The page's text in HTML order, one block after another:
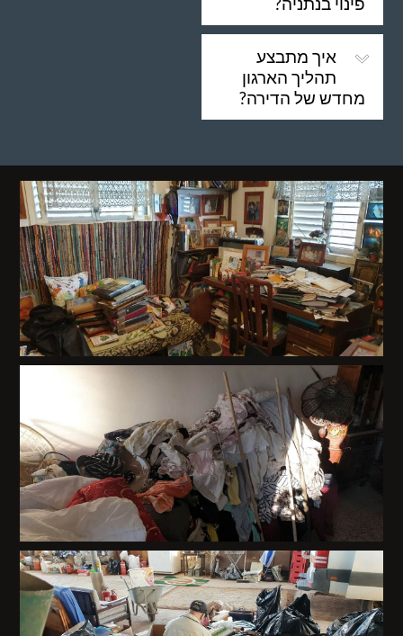
איך מתבצע
תהליך הארגון
מחדש של הדירה?